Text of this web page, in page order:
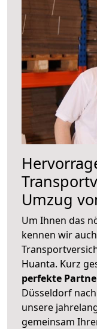
Umzug
Um Ihnen das
kennen wir
Huanta. Kurz
perfekte
Düsseldorf
unsere
gemeinsam